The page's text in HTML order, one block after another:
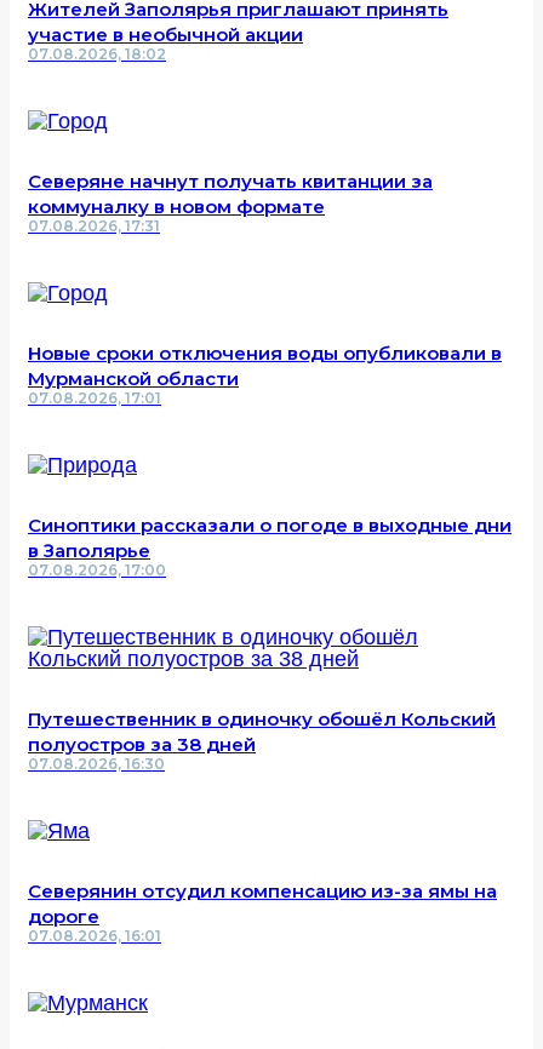
Жителей Заполярья приглашают принять
участие в необычной акции
07.08.2026, 18:02
Северяне начнут получать квитанции за
коммуналку в новом формате
07.08.2026, 17:31
Новые сроки отключения воды опубликовали в
Мурманской области
07.08.2026, 17:01
Синоптики рассказали о погоде в выходные дни
в Заполярье
07.08.2026, 17:00
Путешественник в одиночку обошёл Кольский
полуостров за 38 дней
07.08.2026, 16:30
Северянин отсудил компенсацию из-за ямы на
дороге
07.08.2026, 16:01